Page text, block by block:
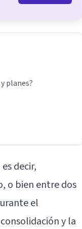
planes?
es decir,
o bien entre dos
el
y la